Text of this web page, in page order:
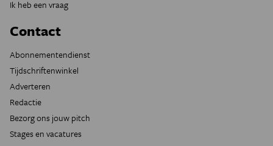
Ik heb een vraag
Contact
Abonnementendienst
Tijdschriftenwinkel
Adverteren
Redactie
Bezorg ons jouw pitch
Stages en vacatures